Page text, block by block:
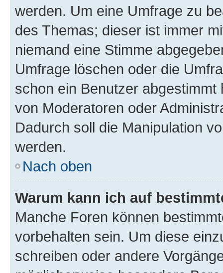
werden. Um eine Umfrage zu
des Themas; dieser ist immer
niemand eine Stimme
Umfrage löschen oder die
schon ein Benutzer
von Moderatoren oder
Dadurch soll die Manipulation
werden.
Nach oben
Warum kann ich auf
Manche Foren können
vorbehalten sein. Um diese
schreiben oder andere